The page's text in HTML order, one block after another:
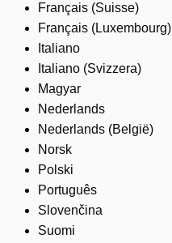
Français (Suisse)
Français (Luxembourg)
Italiano
Italiano (Svizzera)
Magyar
Nederlands
Nederlands (België)
Norsk
Polski
Português
Slovenčina
Suomi